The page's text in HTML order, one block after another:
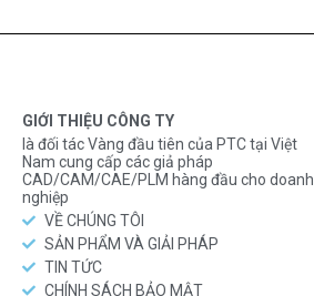
GIỚI THIỆU CÔNG TY
là đối tác Vàng đầu tiên của PTC tại Việt
Nam cung cấp các giả pháp
CAD/CAM/CAE/PLM hàng đầu cho doanh
nghiệp
VỀ CHÚNG TÔI
SẢN PHẨM VÀ GIẢI PHÁP
TIN TỨC
CHÍNH SÁCH BẢO MẬT